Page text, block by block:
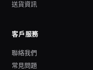
送貨資訊
客戶服務
聯絡我們
常見問題